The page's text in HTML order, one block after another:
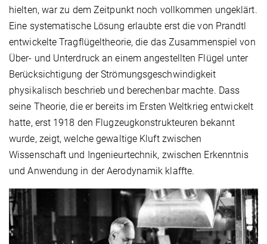
hielten, war zu dem Zeitpunkt noch vollkommen ungeklärt.
Eine systematische Lösung erlaubte erst die von Prandtl
entwickelte Tragflügeltheorie, die das Zusammenspiel von
Über- und Unterdruck an einem angestellten Flügel unter
Berücksichtigung der Strömungsgeschwindigkeit
physikalisch beschrieb und berechenbar machte. Dass
seine Theorie, die er bereits im Ersten Weltkrieg entwickelt
hatte, erst 1918 den Flugzeugkonstrukteuren bekannt
wurde, zeigt, welche gewaltige Kluft zwischen
Wissenschaft und Ingenieurtechnik, zwischen Erkenntnis
und Anwendung in der Aerodynamik klaffte.